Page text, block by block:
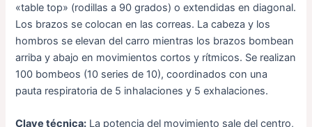
«table top» (rodillas a 90 grados) o extendidas en diagonal.
Los brazos se colocan en las correas. La cabeza y los
hombros se elevan del carro mientras los brazos bombean
arriba y abajo en movimientos cortos y rítmicos. Se realizan
100 bombeos (10 series de 10), coordinados con una
pauta respiratoria de 5 inhalaciones y 5 exhalaciones.
Clave técnica: La potencia del movimiento sale del centro,